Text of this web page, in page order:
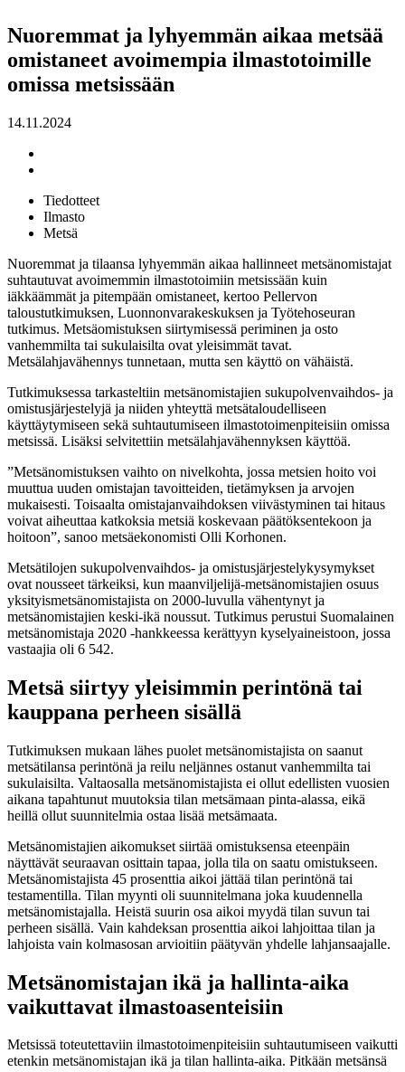
Nuoremmat ja lyhyemmän aikaa metsää
omistaneet avoimempia ilmastotoimille
omissa metsissään
14.11.2024
Tiedotteet
Ilmasto
Metsä
Nuoremmat ja tilaansa lyhyemmän aikaa hallinneet metsänomistajat
suhtautuvat avoimemmin ilmastotoimiin metsissään kuin
iäkkäämmät ja pitempään omistaneet, kertoo Pellervon
taloustutkimuksen, Luonnonvarakeskuksen ja Työtehoseuran
tutkimus. Metsäomistuksen siirtymisessä periminen ja osto
vanhemmilta tai sukulaisilta ovat yleisimmät tavat.
Metsälahjavähennys tunnetaan, mutta sen käyttö on vähäistä.
Tutkimuksessa tarkasteltiin metsänomistajien sukupolvenvaihdos- ja
omistusjärjestelyjä ja niiden yhteyttä metsätaloudelliseen
käyttäytymiseen sekä suhtautumiseen ilmastotoimenpiteisiin omissa
metsissä. Lisäksi selvitettiin metsälahjavähennyksen käyttöä.
”Metsänomistuksen vaihto on nivelkohta, jossa metsien hoito voi
muuttua uuden omistajan tavoitteiden, tietämyksen ja arvojen
mukaisesti. Toisaalta omistajanvaihdoksen viivästyminen tai hitaus
voivat aiheuttaa katkoksia metsiä koskevaan päätöksentekoon ja
hoitoon”, sanoo metsäekonomisti Olli Korhonen.
Metsätilojen sukupolvenvaihdos- ja omistusjärjestelykysymykset
ovat nousseet tärkeiksi, kun maanviljelijä-metsänomistajien osuus
yksityismetsänomistajista on 2000-luvulla vähentynyt ja
metsänomistajien keski-ikä noussut. Tutkimus perustui Suomalainen
metsänomistaja 2020 -hankkeessa kerättyyn kyselyaineistoon, jossa
vastaajia oli 6 542.
Metsä siirtyy yleisimmin perintönä tai
kauppana perheen sisällä
Tutkimuksen mukaan lähes puolet metsänomistajista on saanut
metsätilansa perintönä ja reilu neljännes ostanut vanhemmilta tai
sukulaisilta. Valtaosalla metsänomistajista ei ollut edellisten vuosien
aikana tapahtunut muutoksia tilan metsämaan pinta-alassa, eikä
heillä ollut suunnitelmia ostaa lisää metsämaata.
Metsänomistajien aikomukset siirtää omistuksensa eteenpäin
näyttävät seuraavan osittain tapaa, jolla tila on saatu omistukseen.
Metsänomistajista 45 prosenttia aikoi jättää tilan perintönä tai
testamentilla. Tilan myynti oli suunnitelmana joka kuudennella
metsänomistajalla. Heistä suurin osa aikoi myydä tilan suvun tai
perheen sisällä. Vain kahdeksan prosenttia aikoi lahjoittaa tilan ja
lahjoista vain kolmasosan arvioitiin päätyvän yhdelle lahjansaajalle.
Metsänomistajan ikä ja hallinta-aika
vaikuttavat ilmastoasenteisiin
Metsissä toteutettaviin ilmastotoimenpiteisiin suhtautumiseen vaikutti
etenkin metsänomistajan ikä ja tilan hallinta-aika. Pitkään metsänsä